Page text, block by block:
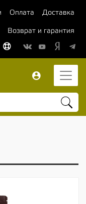
Оплата Доставка
Возврат и гарантия